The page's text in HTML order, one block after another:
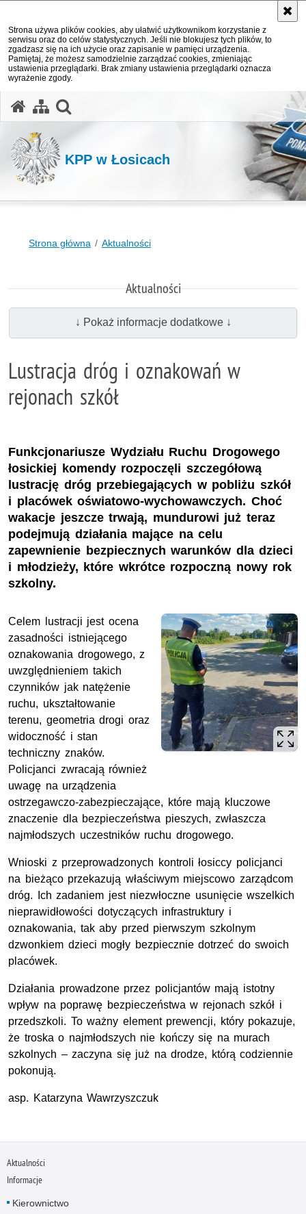
Strona używa plików cookies, aby ułatwić użytkownikom korzystanie z
serwisu oraz do celów statystycznych. Jeśli nie blokujesz tych plików, to
zgadzasz się na ich użycie oraz zapisanie w pamięci urządzenia.
Pamiętaj, że możesz samodzielnie zarządzać cookies, zmieniając
ustawienia przeglądarki. Brak zmiany ustawienia przeglądarki oznacza
wyrażenie zgody.
KPP w Łosicach
Strona główna Aktualności
Aktualności
↓ Pokaż informacje dodatkowe ↓
Lustracja dróg i oznakowań w
rejonach szkół
Funkcjonariusze Wydziału Ruchu Drogowego
łosickiej komendy rozpoczęli szczegółową
lustrację dróg przebiegających w pobliżu szkół
i placówek oświatowo-wychowawczych. Choć
wakacje jeszcze trwają, mundurowi już teraz
podejmują działania mające na celu
zapewnienie bezpiecznych warunków dla dzieci
i młodzieży, które wkrótce rozpoczną nowy rok
szkolny.
Celem lustracji jest ocena
zasadności istniejącego
oznakowania drogowego, z
uwzględnieniem takich
czynników jak natężenie
ruchu, ukształtowanie
terenu, geometria drogi oraz
widoczność i stan
techniczny znaków.
Policjanci zwracają również
uwagę na urządzenia
ostrzegawczo-zabezpieczające, które mają kluczowe
znaczenie dla bezpieczeństwa pieszych, zwłaszcza
najmłodszych uczestników ruchu drogowego.
Wnioski z przeprowadzonych kontroli łosiccy policjanci
na bieżąco przekazują właściwym miejscowo zarządcom
dróg. Ich zadaniem jest niezwłoczne usunięcie wszelkich
nieprawidłowości dotyczących infrastruktury i
oznakowania, tak aby przed pierwszym szkolnym
dzwonkiem dzieci mogły bezpiecznie dotrzeć do swoich
placówek.
Działania prowadzone przez policjantów mają istotny
wpływ na poprawę bezpieczeństwa w rejonach szkół i
przedszkoli. To ważny element prewencji, który pokazuje,
że troska o najmłodszych nie kończy się na murach
szkolnych – zaczyna się już na drodze, którą codziennie
pokonują.
asp. Katarzyna Wawrzyszczuk
Aktualności
Informacje
Kierownictwo